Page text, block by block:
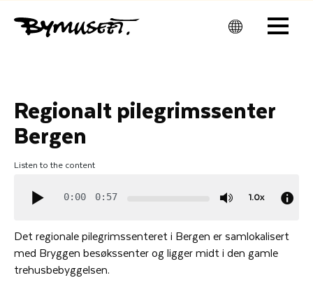
Men
Regionalt pilegrimssenter
Bergen
Listen to the content
0:00 0:57 1.0x
Det regionale pilegrimssenteret i Bergen er samlokalisert
med Bryggen besøkssenter og ligger midt i den gamle
trehusbebyggelsen.